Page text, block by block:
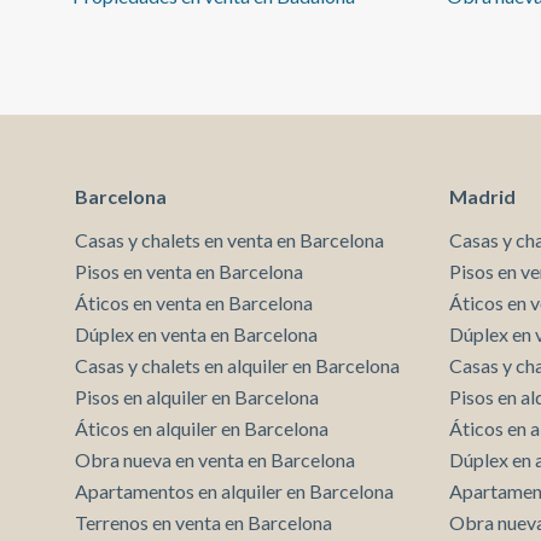
y transporte público. Disponibilidad Quedan varias
Barcelona
Casas y chalets en venta en Barcelona
Pisos en venta en Barcelona
Áticos en venta en Barcelona
Dúplex en venta en Barcelona
Casas y chalets en alquiler en Barcelona
Pisos en alquiler en Barcelona
Áticos en alquiler en Barcelona
Obra nueva en venta en Barcelona
Apartamentos en alquiler en Barcelona
Terrenos en venta en Barcelona
Madrid
Casas y
Pisos en
Áticos en
Dúplex en
Casas y
Pisos en
Áticos en
Dúplex en
Obra